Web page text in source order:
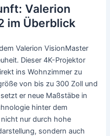
Valerion
im Überblick
Valerion VisionMaster
Dieser 4K-Projektor
ins Wohnzimmer zu
von bis zu 300 Zoll und
er neue Maßstäbe in
hinter dem
nur durch hohe
sondern auch